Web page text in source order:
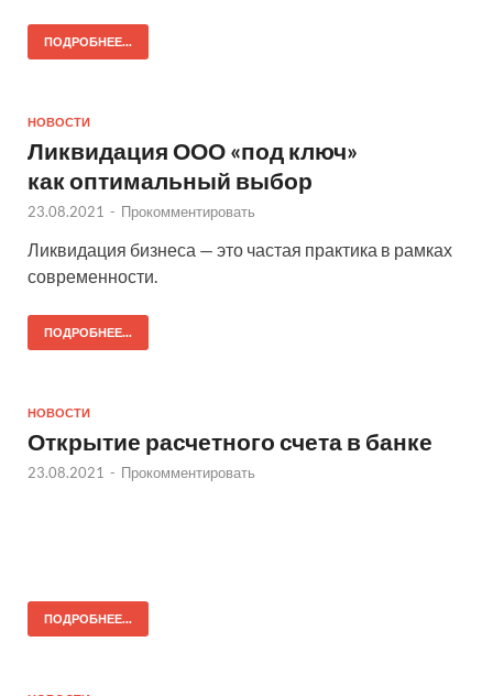
ПОДРОБНЕЕ...
НОВОСТИ
Ликвидация ООО «под ключ»
как оптимальный выбор
23.08.2021 - Прокомментировать
Ликвидация бизнеса — это частая практика в рамках
современности.
ПОДРОБНЕЕ...
НОВОСТИ
Открытие расчетного счета в банке
23.08.2021 - Прокомментировать
ПОДРОБНЕЕ...